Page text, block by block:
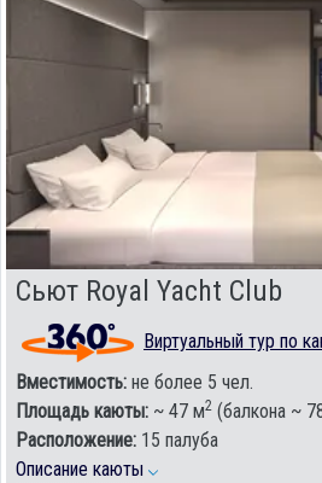
Сьют Royal Yacht Club
Виртуальный тур по
Вместимость: не более 5 чел.
Площадь каюты: ~ 47 м2 (балкона ~
Расположение: 15 палуба
Описание каюты